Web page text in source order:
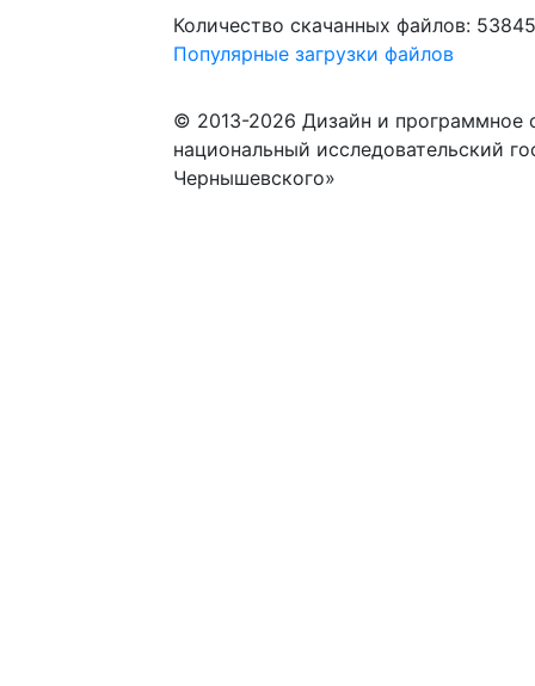
Количество скачанных файлов:
Популярные загрузки файлов
© 2013-2026 Дизайн и программное
национальный исследовательский
Чернышевского»